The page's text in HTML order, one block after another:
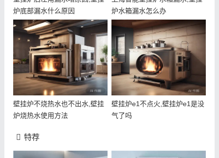
炉底部漏水什么原因
炉水箱漏水怎么办
壁挂炉不烧热水也不出水,壁挂
炉烧热水使用方法
壁挂炉e1不点火,壁挂炉e1是没
气了吗
特荐